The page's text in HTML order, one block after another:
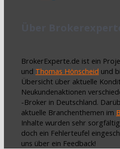
BrokerExperte.de ist ein
und Thomas Hönscheid und
Übersicht über aktuelle
Neukundenaktionen
-Broker in Deutschland.
aktuelle Branchenthemen im
Inhalte wurden sehr
doch ein Fehlerteufel
uns über ein Feedback!